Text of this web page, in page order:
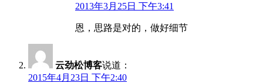
2013年3月25日 下午3:41
恩，思路是对的，做好细节
云劲松博客说道：
2015年4月23日 下午2:40